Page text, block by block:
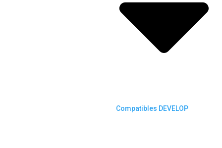
Compatibles DEVELOP